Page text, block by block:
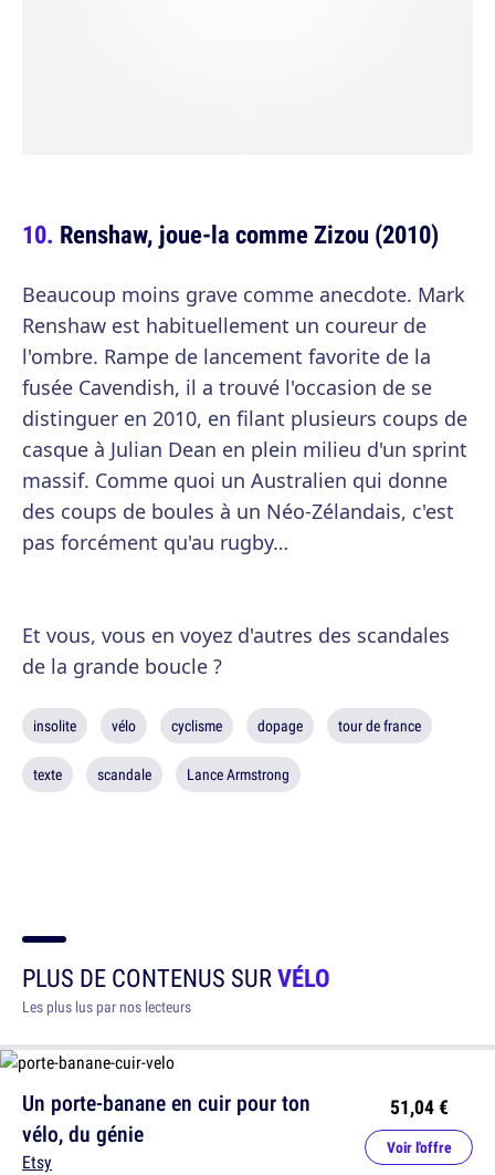
Renshaw, joue-la comme Zizou (2010)
Beaucoup moins grave comme anecdote. Mark
Renshaw est habituellement un coureur de
l'ombre. Rampe de lancement favorite de la
fusée Cavendish, il a trouvé l'occasion de se
distinguer en 2010, en filant plusieurs coups de
casque à Julian Dean en plein milieu d'un sprint
massif. Comme quoi un Australien qui donne
des coups de boules à un Néo-Zélandais, c'est
pas forcément qu'au rugby…
Et vous, vous en voyez d'autres des scandales
de la grande boucle ?
insolite vélo cyclisme dopage tour de france
texte scandale Lance Armstrong
PLUS DE CONTENUS SURVÉLO
Les plus lus par nos lecteurs
Un porte-banane en cuir pour ton
vélo, du génie
Etsy
51,04 €
Voir l'offre